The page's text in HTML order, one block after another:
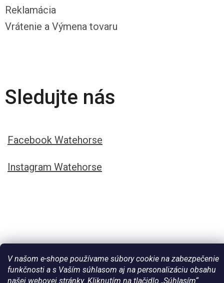
V našom e-shope používame súbory cookie na zabezpečenie
funkčnosti a s Vaším súhlasom aj na personalizáciu obsahu
našej webovej stránky. Kliknutím na tlačidlo „Súhlasím“
Reklamácia
Vrátenie a Výmena tovaru
Sledujte nás
Facebook Watehorse
Instagram Watehorse